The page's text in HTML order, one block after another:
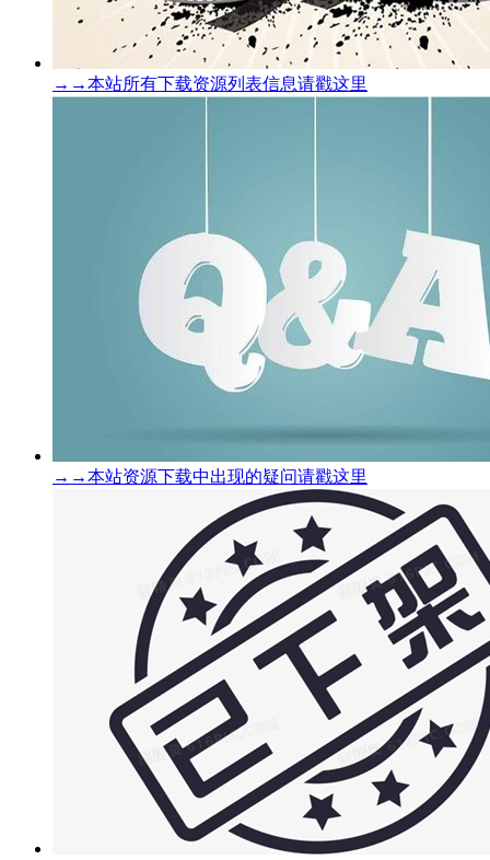
→→本站所有下载资源列表信息请戳这里
→→本站资源下载中出现的疑问请戳这里